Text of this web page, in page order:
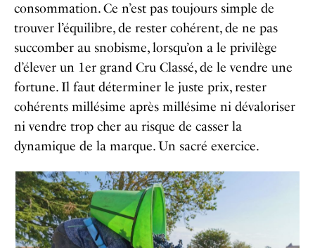
consommation. Ce n’est pas toujours simple de
trouver l’équilibre, de rester cohérent, de ne pas
succomber au snobisme, lorsqu’on a le privilège
d’élever un 1er grand Cru Classé, de le vendre une
fortune. Il faut déterminer le juste prix, rester
cohérents millésime après millésime ni dévaloriser
ni vendre trop cher au risque de casser la
dynamique de la marque. Un sacré exercice.